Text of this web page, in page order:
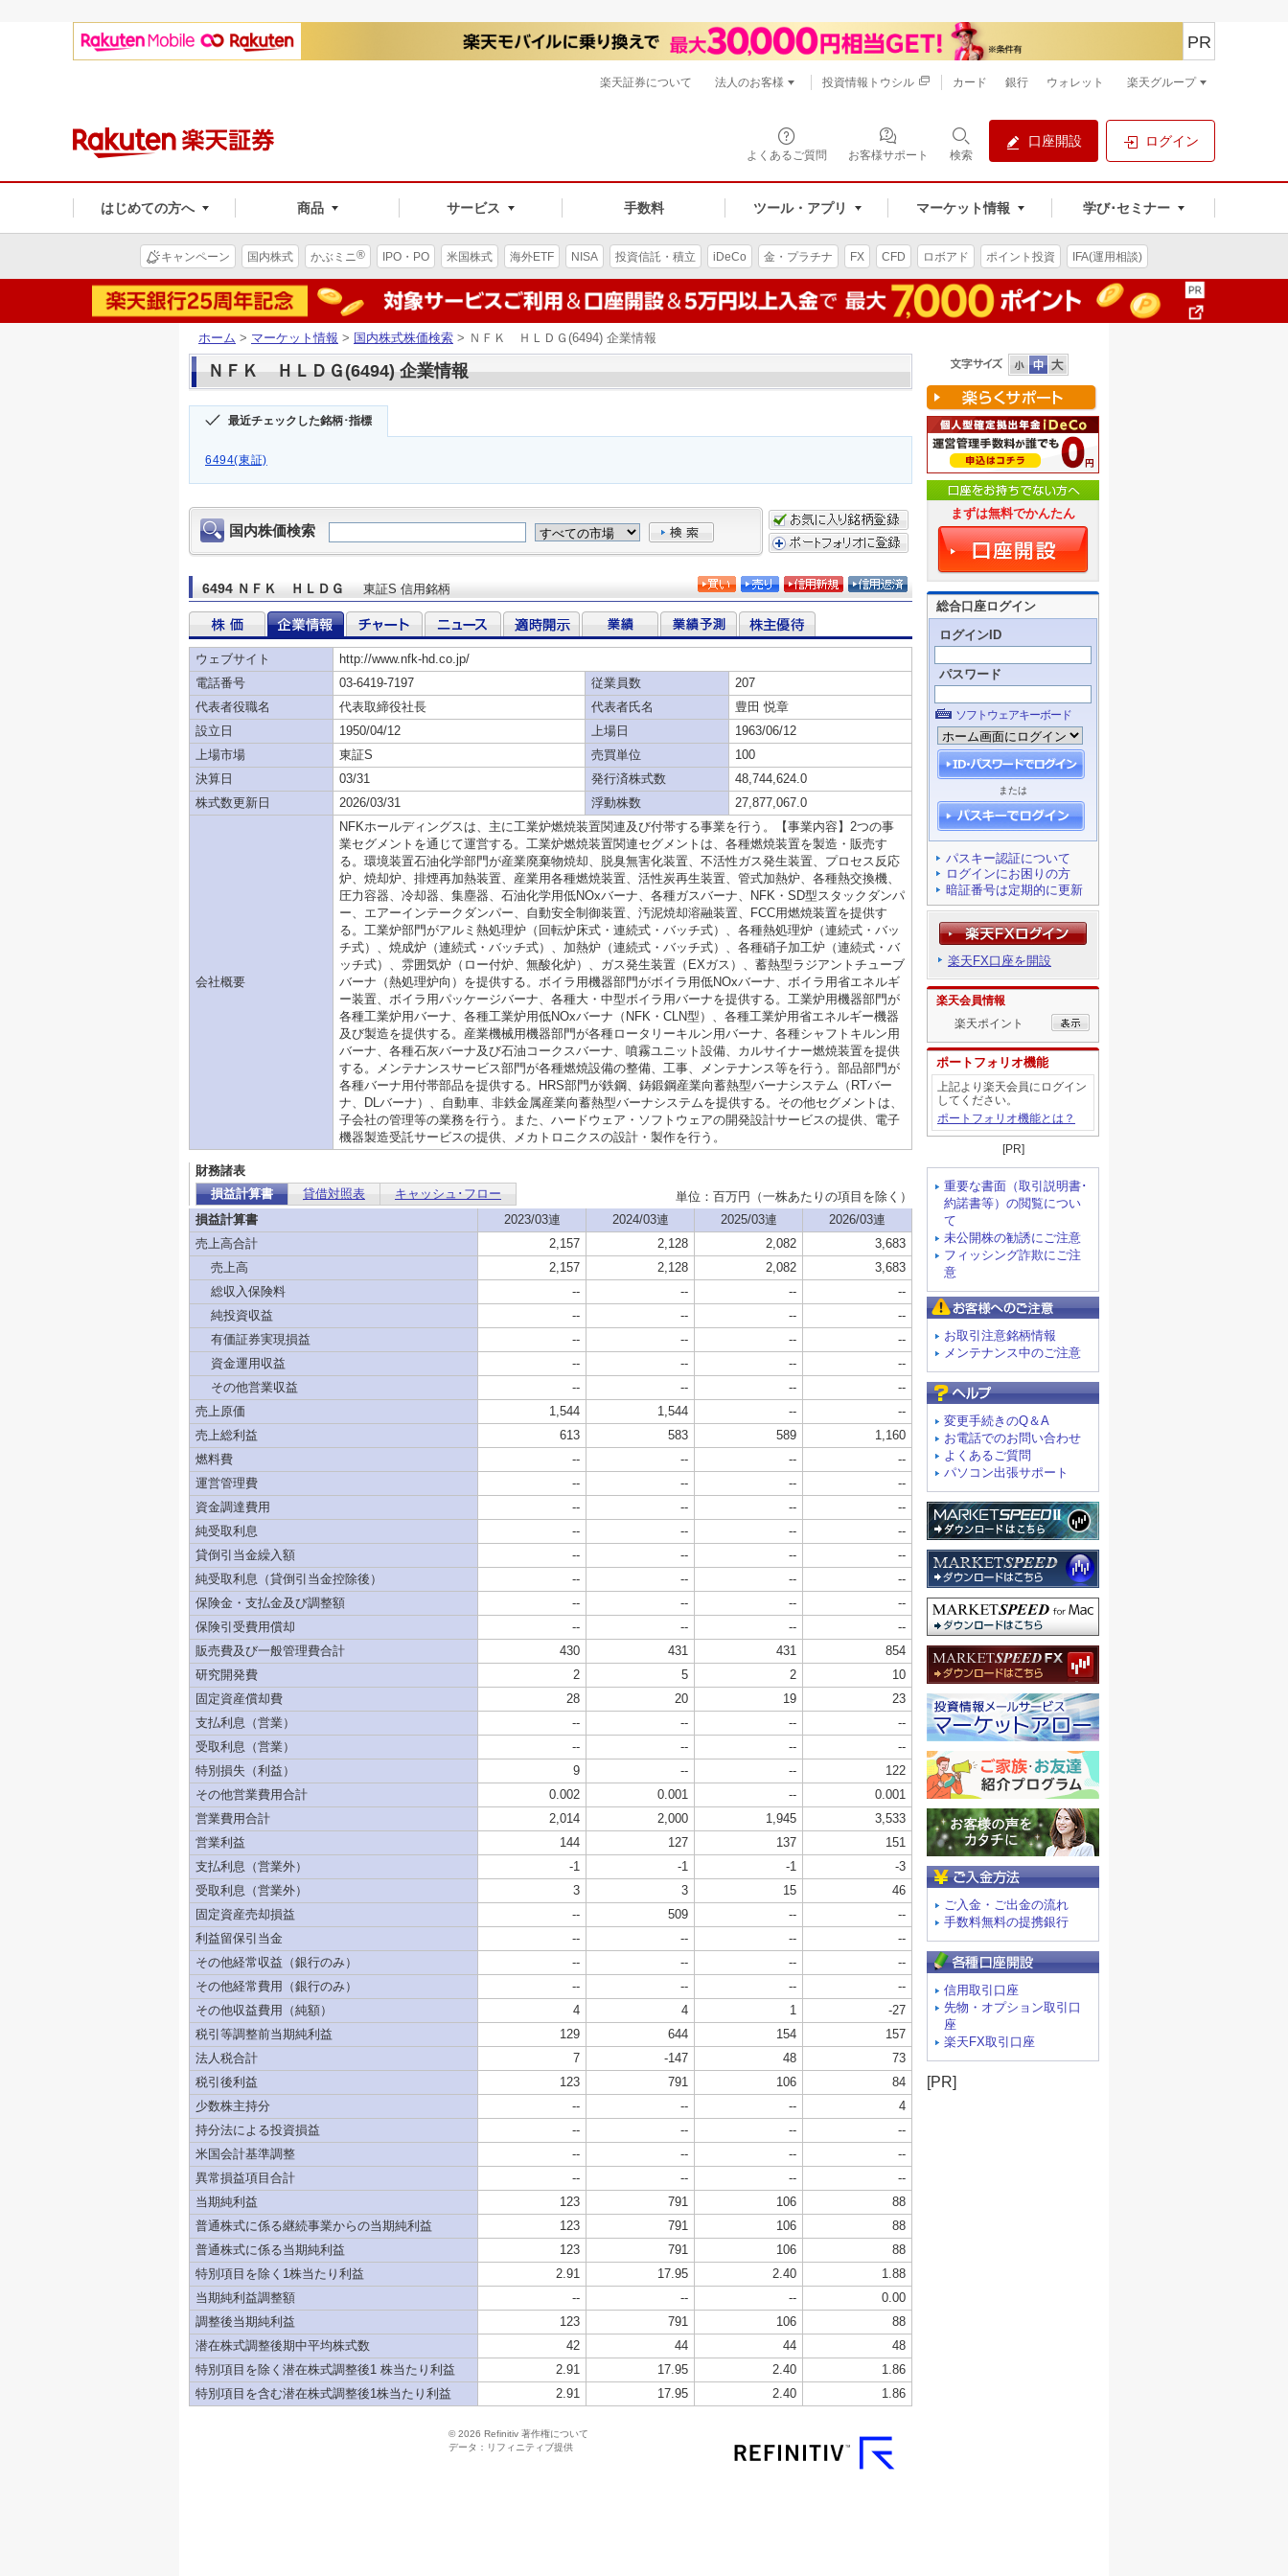
よくあるご質問 お客様サポート 検索
口座開設 ログイン
はじめての方へ 商品 サービス 手数料 ツール・アプリ マーケット情報 学び･セミナー
PR
楽天証券について 法人のお客様 投資情報トウシル カード 銀行 ウォレット 楽天グループ
キャンペーン 国内株式 かぶミニ® IPO・PO 米国株式 海外ETF NISA 投資信託・積立 iDeCo 金・プラチナ FX CFD ロボアド ポイント投資 IFA(運用相談)
ホーム > マーケット情報 > 国内株式株価検索 > ＮＦＫ ＨＬＤＧ(6494) 企業情報
ＮＦＫ ＨＬＤＧ(6494) 企業情報
最近チェックした銘柄･指標
6494(東証)
まずは無料でかんたん
総合口座ログイン
ログインID
パスワード
ソフトウェアキーボード
または
パスキー認証について
ログインにお困りの方
暗証番号は定期的に更新
楽天FX口座を開設
楽天会員情報
楽天ポイント
ポートフォリオ機能
上記より楽天会員にログイン
してください。
ポートフォリオ機能とは？
[PR]
重要な書面（取引説明書･
約諾書等）の閲覧につい
て
未公開株の勧誘にご注意
フィッシング詐欺にご注
意
お取引注意銘柄情報
メンテナンス中のご注意
変更手続きのQ＆A
お電話でのお問い合わせ
よくあるご質問
パソコン出張サポート
ご入金・ご出金の流れ
手数料無料の提携銀行
信用取引口座
先物・オプション取引口
座
楽天FX取引口座
[PR]